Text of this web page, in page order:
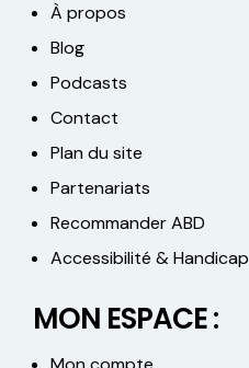
À propos
Blog
Podcasts
Contact
Plan du site
Partenariats
Recommander ABD
Accessibilité & Handicap
MON ESPACE :